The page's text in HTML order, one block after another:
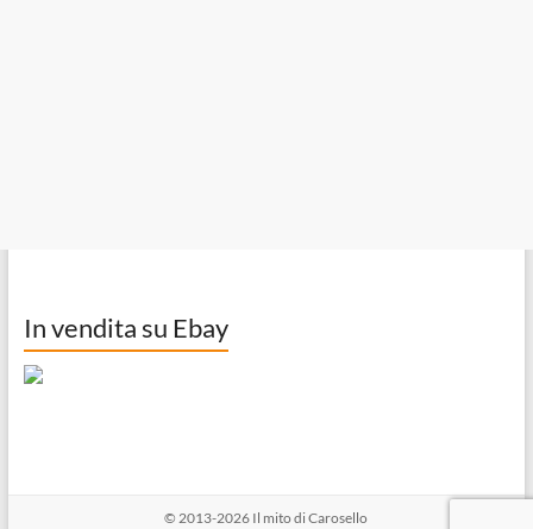
In vendita su Ebay
© 2013-2026 Il mito di Carosello